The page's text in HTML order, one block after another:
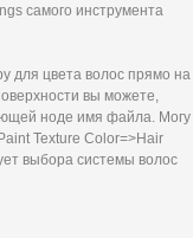
самого инструмента
для цвета волос прямо на
вы можете,
ноде имя файла. Могу
Texture Color=>Hair
выбора системы волос